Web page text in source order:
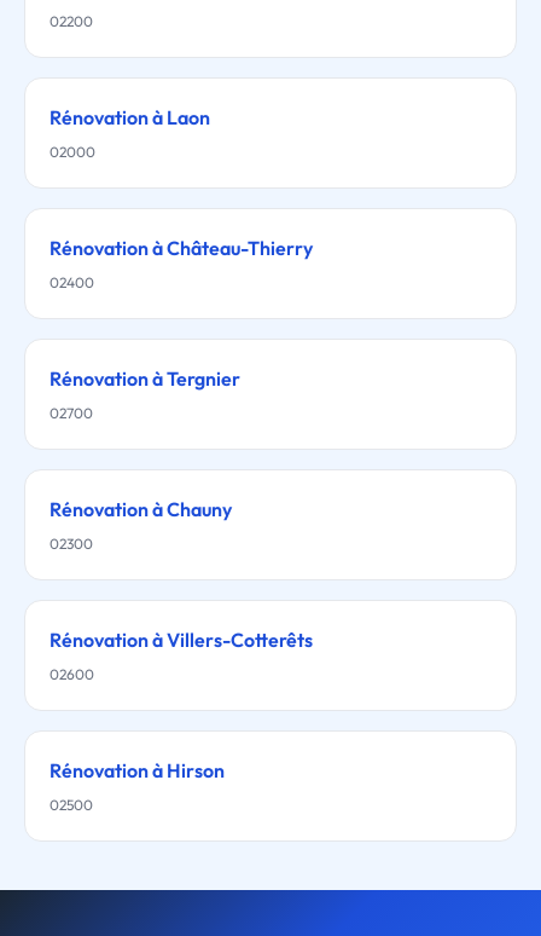
02200
Rénovation à Laon
02000
Rénovation à Château-Thierry
02400
Rénovation à Tergnier
02700
Rénovation à Chauny
02300
Rénovation à Villers-Cotterêts
02600
Rénovation à Hirson
02500